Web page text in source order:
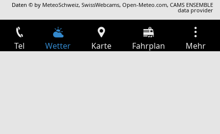
Daten © by MeteoSchweiz,SwissWebcams,Open-Meteo.com,CAMS ENSEMBLE
data provider
Tel Wetter Karte Fahrplan Mehr